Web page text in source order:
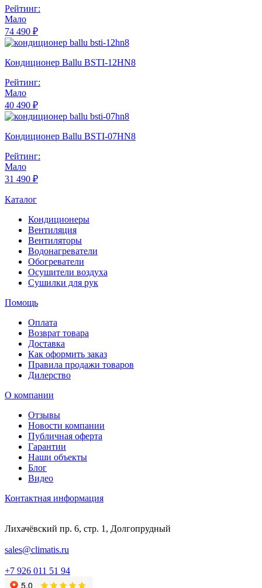
Рейтинг:
Мало
74 490 ₽
Кондиционер Ballu BSTI-12HN8
Рейтинг:
Мало
40 490 ₽
Кондиционер Ballu BSTI-07HN8
Рейтинг:
Мало
31 490 ₽
Каталог
Кондиционеры
Вентиляция
Вентиляторы
Водонагреватели
Обогреватели
Осушители воздуха
Сушилки для рук
Помощь
Оплата
Возврат товара
Доставка
Как оформить заказ
Правила продажи товаров
Дилерство
О компании
Отзывы
Новости компании
Публичная оферта
Гарантии
Наши объекты
Блог
Видео
Контактная информация
Лихачёвский пр. 6, стр. 1, Долгопрудный
sales@climatis.ru
+7 926 011 51 94